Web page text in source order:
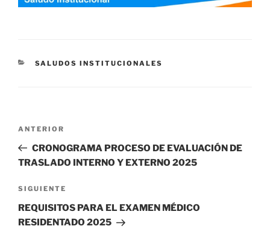
CATEGORÍAS
SALUDOS INSTITUCIONALES
entradas
Entrada
anterior:
ANTERIOR
CRONOGRAMA PROCESO DE EVALUACIÓN DE
TRASLADO INTERNO Y EXTERNO 2025
Siguiente
entrada
SIGUIENTE
REQUISITOS PARA EL EXAMEN MÉDICO
RESIDENTADO 2025